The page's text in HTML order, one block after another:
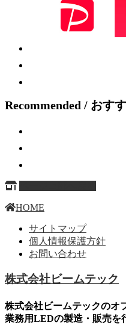
Recommended / おす
HOME
サイトマップ
個人情報保護方針
お問い合わせ
株式会社ビームテック
株式会社ビームテックのオ
業務用LEDの製造・販売を